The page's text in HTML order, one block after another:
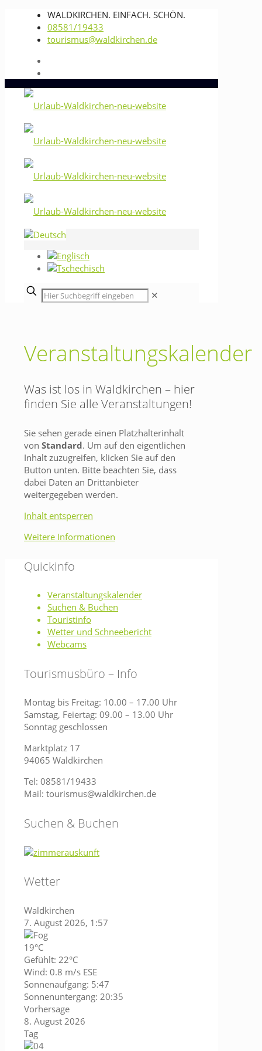
WALDKIRCHEN. EINFACH. SCHÖN.
08581/19433
tourismus@waldkirchen.de
✕
Veranstaltungskalender
Was ist los in Waldkirchen – hier
finden Sie alle Veranstaltungen!
Sie sehen gerade einen Platzhalterinhalt
von Standard. Um auf den eigentlichen
Inhalt zuzugreifen, klicken Sie auf den
Button unten. Bitte beachten Sie, dass
dabei Daten an Drittanbieter
weitergegeben werden.
Inhalt entsperren
Weitere Informationen
Quickinfo
Veranstaltungskalender
Suchen & Buchen
Touristinfo
Wetter und Schneebericht
Webcams
Tourismusbüro – Info
Montag bis Freitag: 10.00 – 17.00 Uhr
Samstag, Feiertag: 09.00 – 13.00 Uhr
Sonntag geschlossen
Marktplatz 17
94065 Waldkirchen
Tel: 08581/19433
Mail: tourismus@waldkirchen.de
Suchen & Buchen
Wetter
Waldkirchen
7. August 2026, 1:57
19°C
Gefühlt: 22°C
Wind: 0.8 m/s ESE
Sonnenaufgang: 5:47
Sonnenuntergang: 20:35
Vorhersage
8. August 2026
Tag